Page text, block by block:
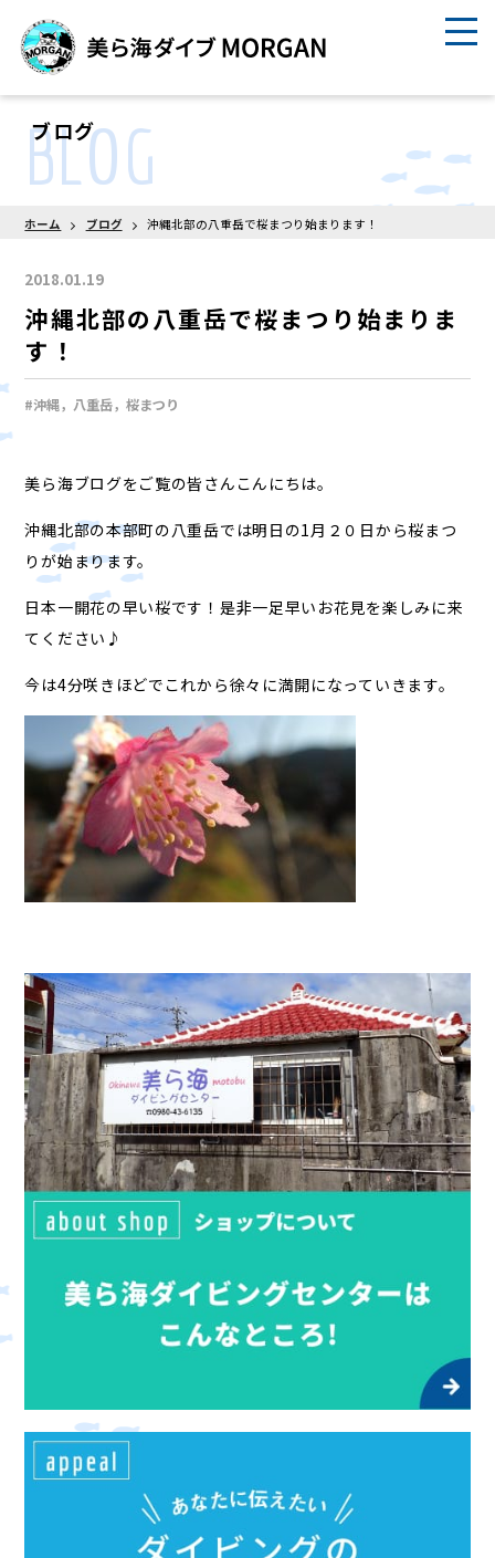
ブログ
BLOG
ホーム ブログ 沖縄北部の八重岳で桜まつり始まります！
2018.01.19
沖縄北部の八重岳で桜まつり始まりま
す！
#沖縄，八重岳，桜まつり
美ら海ブログをご覧の皆さんこんにちは。
沖縄北部の本部町の八重岳では明日の1月２０日から桜まつ
りが始まります。
日本一開花の早い桜です！是非一足早いお花見を楽しみに来
てください♪
今は4分咲きほどでこれから徐々に満開になっていきます。